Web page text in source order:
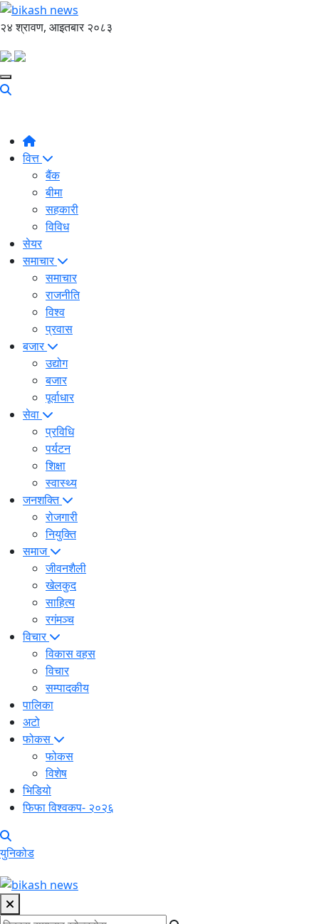
२४ श्रावण, आइतबार २०८३
वित्त
बैंक
बीमा
सहकारी
विविध
सेयर
समाचार
समाचार
राजनीति
विश्व
प्रवास
बजार
उद्योग
बजार
पूर्वाधार
सेवा
प्रविधि
पर्यटन
शिक्षा
स्वास्थ्य
जनशक्ति
रोजगारी
नियुक्ति
समाज
जीवनशैली
खेलकुद
साहित्य
रगंमञ्च
विचार
विकास वहस
विचार
सम्पादकीय
पालिका
अटो
फोकस
फोकस
विशेष
भिडियो
फिफा विश्वकप- २०२६
युनिकोड